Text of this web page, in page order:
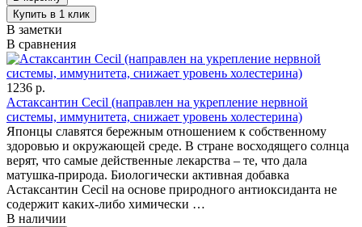
В заметки
В сравнения
1236 р.
Астаксантин Cecil (направлен на укрепление нервной
системы, иммунитета, снижает уровень холестерина)
Японцы славятся бережным отношением к собственному
здоровью и окружающей среде. В стране восходящего солнца
верят, что самые действенные лекарства – те, что дала
матушка-природа. Биологически активная добавка
Астаксантин Cecil на основе природного антиоксиданта не
содержит каких-либо химически …
В наличии